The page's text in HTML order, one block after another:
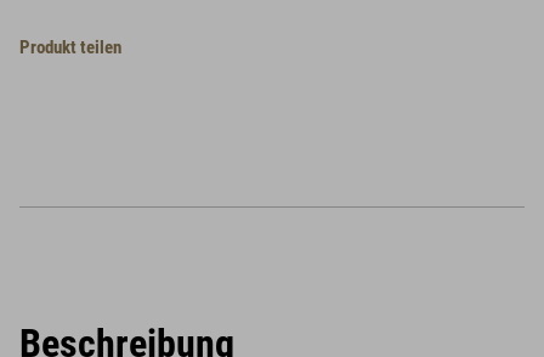
Produkt teilen
Beschreibung